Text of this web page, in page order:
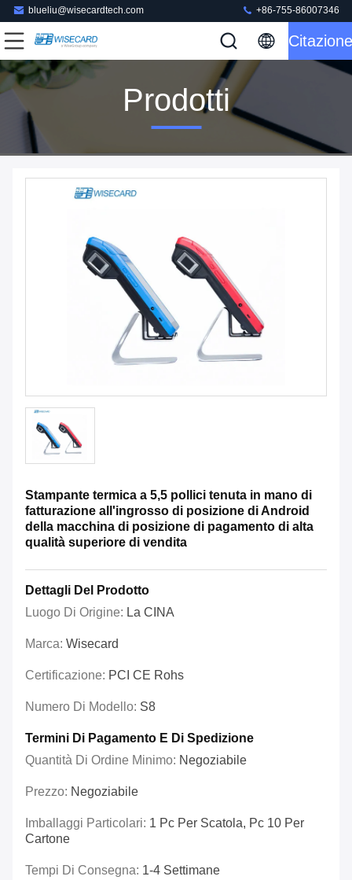
blueliu@wisecardtech.com +86-755-86007346
Citazione
Prodotti
Stampante termica a 5,5 pollici tenuta in mano di
fatturazione all'ingrosso di posizione di Android
della macchina di posizione di pagamento di alta
qualità superiore di vendita
Dettagli Del Prodotto
Luogo Di Origine: La CINA
Marca: Wisecard
Certificazione: PCI CE Rohs
Numero Di Modello: S8
Termini Di Pagamento E Di Spedizione
Quantità Di Ordine Minimo: Negoziabile
Prezzo: Negoziabile
Imballaggi Particolari: 1 Pc Per Scatola, Pc 10 Per
Cartone
Tempi Di Consegna: 1-4 Settimane